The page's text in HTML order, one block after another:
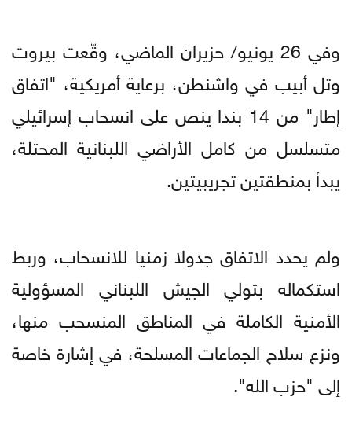
وفي 26 يونيو/ حزيران الماضي، وقّعت بيروت
وتل أبيب في واشنطن، برعاية أمريكية، "اتفاق
إطار" من 14 بندا ينص على انسحاب إسرائيلي
متسلسل من كامل الأراضي اللبنانية المحتلة،
يبدأ بمنطقتين تجريبيتين.
ولم يحدد الاتفاق جدولا زمنيا للانسحاب، وربط
استكماله بتولي الجيش اللبناني المسؤولية
الأمنية الكاملة في المناطق المنسحب منها،
ونزع سلاح الجماعات المسلحة، في إشارة خاصة
إلى "حزب الله".